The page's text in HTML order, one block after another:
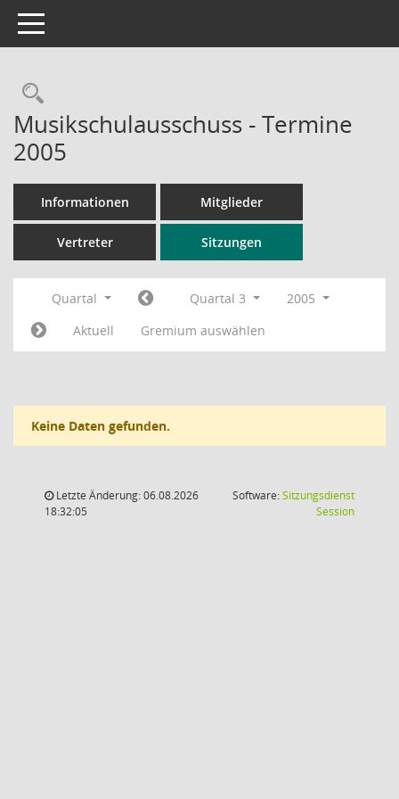
Toggle navigation
Rechercheauswahl
Musikschulausschuss - Termine
2005
Informationen Mitglieder
Vertreter Sitzungen
Quartal Quartal 3
2005
Aktuell
Gremium auswählen
Keine Daten gefunden.
Letzte Änderung: 06.08.2026
18:32:05
Software:Sitzungsdienst
Session(Wird in